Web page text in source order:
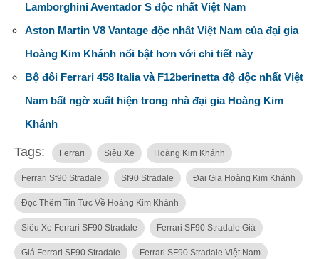
Lamborghini Aventador S độc nhất Việt Nam
Aston Martin V8 Vantage độc nhất Việt Nam của đại gia
Hoàng Kim Khánh nổi bật hơn với chi tiết này
Bộ đôi Ferrari 458 Italia và F12berinetta độ độc nhất Việt
Nam bất ngờ xuất hiện trong nhà đại gia Hoàng Kim
Khánh
Tags: Ferrari Siêu Xe Hoàng Kim Khánh
Ferrari Sf90 Stradale Sf90 Stradale Đại Gia Hoàng Kim Khánh
Đọc Thêm Tin Tức Về Hoàng Kim Khánh
Siêu Xe Ferrari SF90 Stradale Ferrari SF90 Stradale Giá
Giá Ferrari SF90 Stradale Ferrari SF90 Stradale Việt Nam